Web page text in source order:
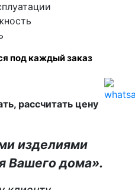
под каждый заказ
рассчитать цену
изделиями
Вашего дома».